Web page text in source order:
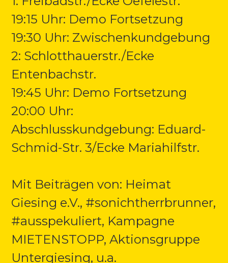
19:15 Uhr: Demo Fortsetzung
19:30 Uhr: Zwischenkundgebung
2: Schlotthauerstr./Ecke
Entenbachstr.
19:45 Uhr: Demo Fortsetzung
20:00 Uhr:
Abschlusskundgebung: Eduard-
Schmid-Str. 3/Ecke Mariahilfstr.
Mit Beiträgen von: Heimat
Giesing e.V., #sonichtherrbrunner,
#ausspekuliert, Kampagne
MIETENSTOPP, Aktionsgruppe
Untergiesing, u.a.